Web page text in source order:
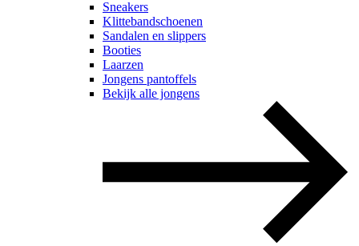
Sneakers
Klittebandschoenen
Sandalen en slippers
Booties
Laarzen
Jongens pantoffels
Bekijk alle jongens